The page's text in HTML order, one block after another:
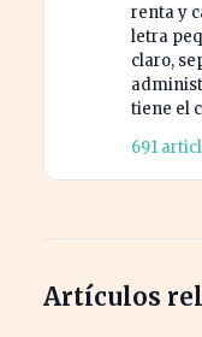
renta y
letra
claro,
tiene el
691
Artículos